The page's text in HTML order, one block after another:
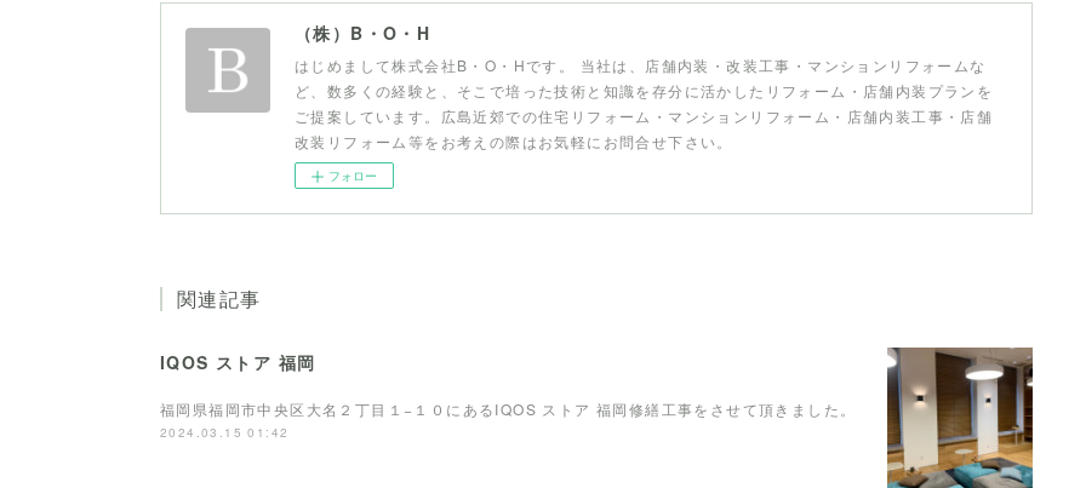
（株）B・O・H
はじめまして株式会社B・O・Hです。 当社は、店舗内装・改装工事・マンションリフォームな
ど、数多くの経験と、そこで培った技術と知識を存分に活かしたリフォーム・店舗内装プランを
ご提案しています。広島近郊での住宅リフォーム・マンションリフォーム・店舗内装工事・店舗
改装リフォーム等をお考えの際はお気軽にお問合せ下さい。
フォロー
関連記事
IQOS ストア 福岡
福岡県福岡市中央区大名２丁目１−１０にあるIQOS ストア 福岡修繕工事をさせて頂きました。
2024.03.15 01:42